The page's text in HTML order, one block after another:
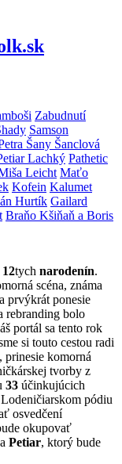
Zabudnutí
Samson
Šany Šanclová
Lachký Pathetic
Leicht Maťo
Kofein Kalumet
Hurtík Gailard
Braňo Kšiňaň a Boris
12tych narodenín.
scéna, známa
prvýkrát ponesie
rebranding bolo
portál sa tento rok
si touto cestou radi
komorná
tvorby z
33 účinkujúcich
pódiu
osvedčení
okupovať
Petiar, ktorý bude